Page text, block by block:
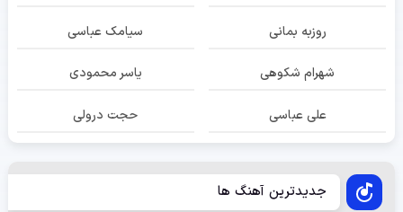
روزبه بمانی سیامک عباسی
شهرام شکوهی یاسر محمودی
علی عباسی حجت درولی
جدیدترین آهنگ ها